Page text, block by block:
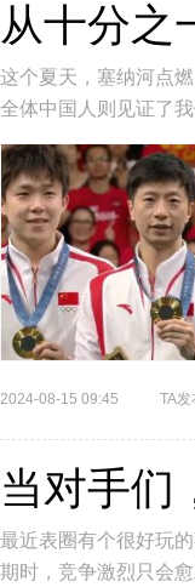
从十分之
这个夏天，塞纳河点
全体中国人则见证了
奥运，各大奢侈品巨头
2024-08-15 09:45 TA
当对手们
最近表圈有个很好玩
期时，竞争激烈只会